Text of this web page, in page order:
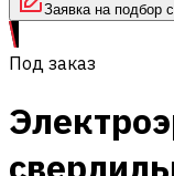
Заявка на подбор
Под заказ